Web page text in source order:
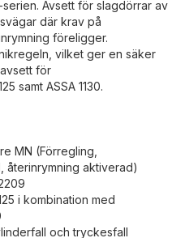
serien. Avsett för slagdörrar av
där krav på
föreligger.
vilket ger en säker
för
samt ASSA 1130.
MN (Förregling,
aktiverad)
i kombination med
och tryckesfall